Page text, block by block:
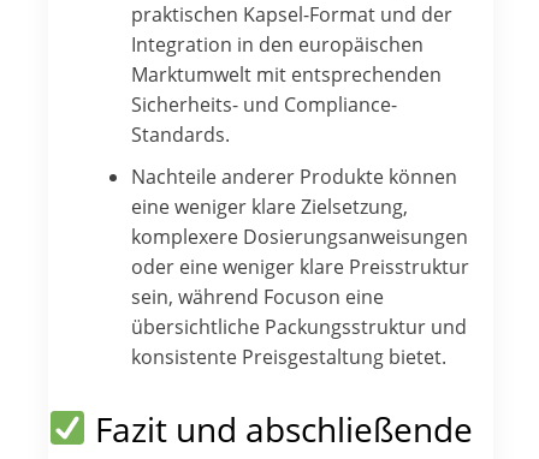
praktischen Kapsel-Format und der
Integration in den europäischen
Marktumwelt mit entsprechenden
Sicherheits- und Compliance-
Standards.
Nachteile anderer Produkte können
eine weniger klare Zielsetzung,
komplexere Dosierungsanweisungen
oder eine weniger klare Preisstruktur
sein, während Focuson eine
übersichtliche Packungsstruktur und
konsistente Preisgestaltung bietet.
Fazit und abschließende